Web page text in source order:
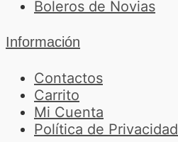
Boleros de Novias
Información
Contactos
Carrito
Mi Cuenta
Política de Privacidad